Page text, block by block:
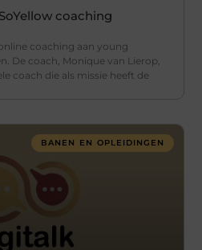
coaching
coaching aan young
De coach, Monique van Lierop,
coach die als missie heeft de
BANEN EN OPLEIDINGEN